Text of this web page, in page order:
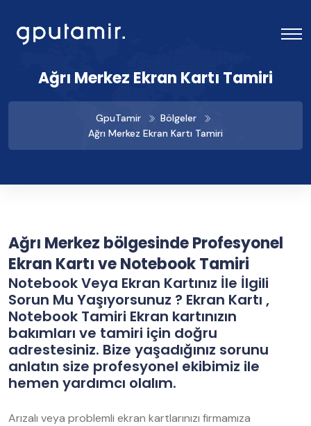
Ağrı Merkez Ekran Kartı Tamiri
GpuTamir
Bölgeler
Ağrı Merkez Ekran Kartı Tamiri
Ağrı Merkez bölgesinde Profesyonel
Ekran Kartı ve Notebook Tamiri
Notebook Veya Ekran Kartınız İle İlgili
Sorun Mu Yaşıyorsunuz ? Ekran Kartı ,
Notebook Tamiri Ekran kartınızın
bakımları ve tamiri için doğru
adrestesiniz. Bize yaşadığınız sorunu
anlatın size profesyonel ekibimiz ile
hemen yardımcı olalım.
Arızalı veya problemli ekran kartlarınızı firmamıza